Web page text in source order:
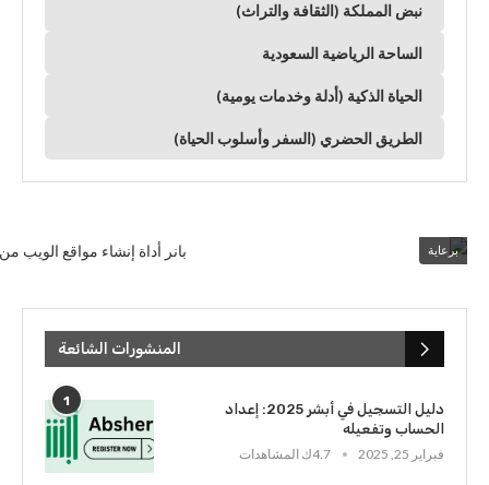
نبض المملكة (الثقافة والتراث)
الساحة الرياضية السعودية
الحياة الذكية (أدلة وخدمات يومية)
الطريق الحضري (السفر وأسلوب الحياة)
برعاية
المنشورات الشائعة
1
دليل التسجيل في أبشر 2025: إعداد
الحساب وتفعيله
فبراير 25, 2025
4.7ك المشاهدات